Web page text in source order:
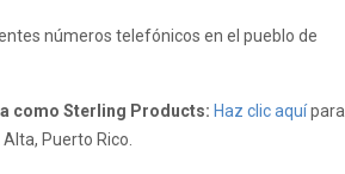
números telefónicos en el pueblo de
como Sterling Products: Haz clic aquípara
Puerto Rico.